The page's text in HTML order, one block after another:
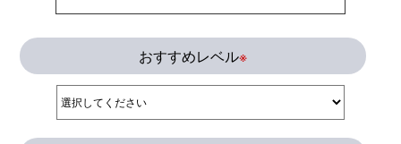
おすすめレベル※